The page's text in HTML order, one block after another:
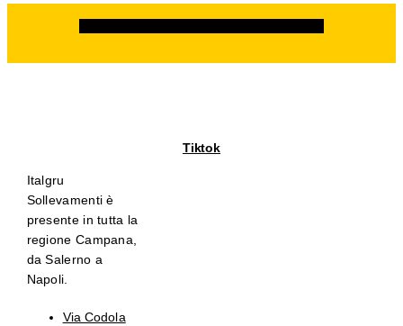
Tiktok
Italgru
Sollevamenti è
presente in tutta la
regione Campana,
da Salerno a
Napoli.
Via Codola